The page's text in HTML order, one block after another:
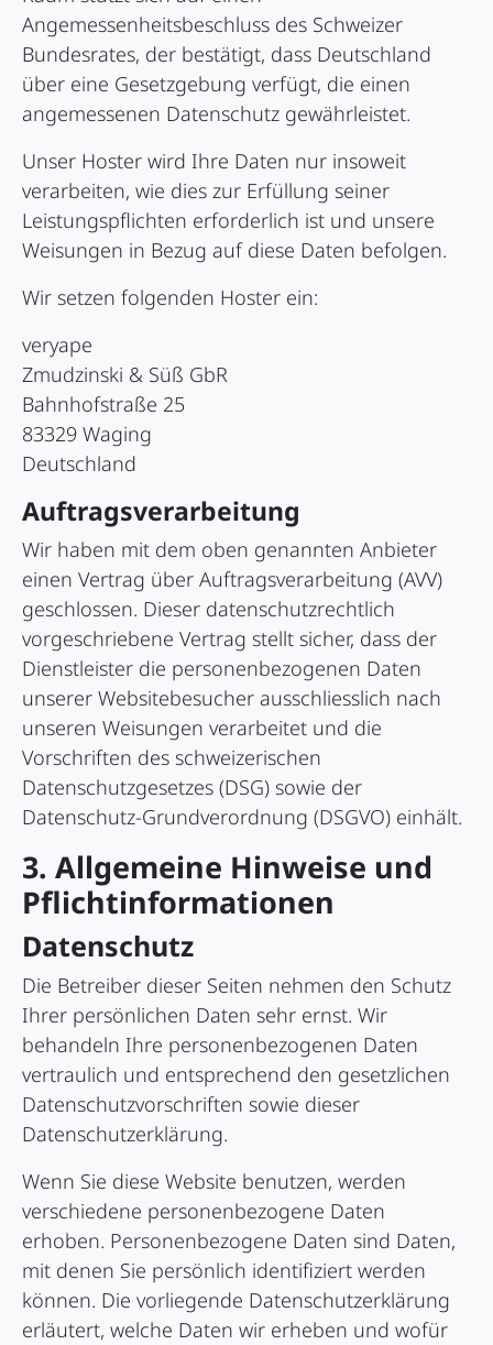
Angemessenheitsbeschluss des Schweizer
Bundesrates, der bestätigt, dass Deutschland
über eine Gesetzgebung verfügt, die einen
angemessenen Datenschutz gewährleistet.
Unser Hoster wird Ihre Daten nur insoweit
verarbeiten, wie dies zur Erfüllung seiner
Leistungspflichten erforderlich ist und unsere
Weisungen in Bezug auf diese Daten befolgen.
Wir setzen folgenden Hoster ein:
veryape
Zmudzinski & Süß GbR
Bahnhofstraße 25
83329 Waging
Deutschland
Auftragsverarbeitung
Wir haben mit dem oben genannten Anbieter
einen Vertrag über Auftragsverarbeitung (AVV)
geschlossen. Dieser datenschutzrechtlich
vorgeschriebene Vertrag stellt sicher, dass der
Dienstleister die personenbezogenen Daten
unserer Websitebesucher ausschliesslich nach
unseren Weisungen verarbeitet und die
Vorschriften des schweizerischen
Datenschutzgesetzes (DSG) sowie der
Datenschutz-Grundverordnung (DSGVO) einhält.
3. Allgemeine Hinweise und
Pflicht­informationen
Datenschutz
Die Betreiber dieser Seiten nehmen den Schutz
Ihrer persönlichen Daten sehr ernst. Wir
behandeln Ihre personenbezogenen Daten
vertraulich und entsprechend den gesetzlichen
Datenschutzvorschriften sowie dieser
Datenschutzerklärung.
Wenn Sie diese Website benutzen, werden
verschiedene personenbezogene Daten
erhoben. Personenbezogene Daten sind Daten,
mit denen Sie persönlich identifiziert werden
können. Die vorliegende Datenschutzerklärung
erläutert, welche Daten wir erheben und wofür